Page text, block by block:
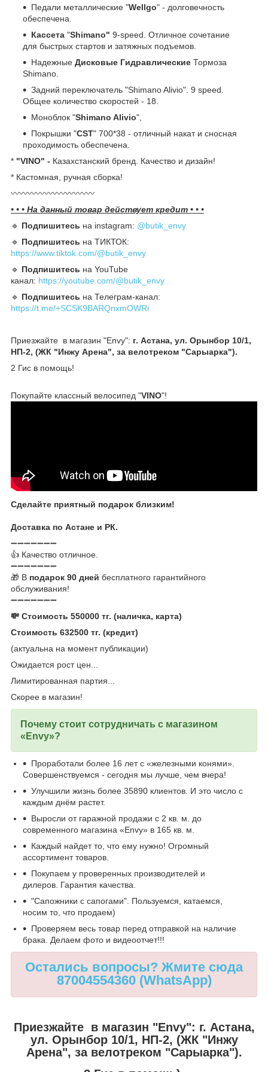
Педали металлические "Wellgo" - долговечность
обеспечена.
Кассета "Shimano" 9-speed. Отличное сочетание
для быстрых стартов и затяжных подъемов.
Надежные Дисковые Гидравлические Тормоза
Shimano.
Задний переключатель "Shimano Alivio". 9 speed.
Общее количество скоростей - 18.
Моноблок "Shimano Alivio",
Покрышки "CST" 700*38 - отличный накат и сносная
проходимость обеспечена.
*️ "VINO" - Казахстанский бренд. Качество и дизайн!
*️ Кастомная, ручная сборка!
〰️〰️〰️〰️〰️〰️〰️〰️〰️〰️
• • • На данный товар действует кредит • • •
🔹️ Подпишитесь на instagram: @butik_envy
🔹️ Подпишитесь на ТИКТОК:
https://www.tiktok.com/@butik_envy
🔹️ Подпишитесь на YouTube
канал: https://youtube.com/@butik_envy
🔹️ Подпишитесь на Телеграм-канал:
https://t.me/+SCSK9BARQnxmOWRi
Приезжайте в магазин "Envy": г. Астана, ул. Орынбор 10/1,
НП-2, (ЖК "Инжу Арена", за велотреком "Сарыарка").
2 Гис в помощь!
Покупайте классный велосипед "VINO"!
Сделайте приятный подарок близким!
Доставка по Астане и РК.
➖➖➖➖➖➖➖
👍 Качество отличное.
➖➖➖➖➖➖➖
🎁 В подарок 90 дней бесплатного гарантийного
обслуживания!
➖➖➖➖➖➖➖
💸 Стоимость 550000 тг. (наличка, карта)
Стоимость 632500 тг. (кредит)
(актуальна на момент публикации)
Ожидается рост цен...
Лимитированная партия...
Скорее в магазин!
Почему стоит сотрудничать с магазином
«Envy»?
Проработали более 16 лет с «железными конями».
Совершенствуемся - сегодня мы лучше, чем вчера!
Улучшили жизнь более 35890 клиентов. И это число с
каждым днём растет.
Выросли от гаражной продажи с 2 кв. м. до
современного магазина «Envy» в 165 кв. м.
Каждый найдет то, что ему нужно! Огромный
ассортимент товаров.
Покупаем у проверенных производителей и
дилеров. Гарантия качества.
"Сапожники с сапогами". Пользуемся, катаемся,
носим то, что продаем)
Проверяем весь товар перед отправкой на наличие
брака. Делаем фото и видеоотчет!!!
Остались вопросы? Жмите сюда
87004554360 (WhatsApp)
Приезжайте в магазин "Envy": г. Астана,
ул. Орынбор 10/1, НП-2, (ЖК "Инжу
Арена", за велотреком "Сарыарка").